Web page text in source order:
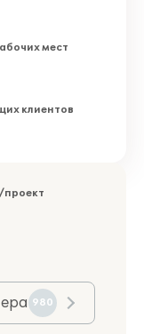
мест
клиентов
проект
980